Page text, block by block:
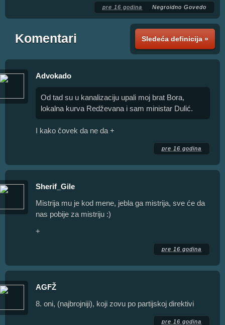
pre 16 godina Negroidno Govedo
Sledeća definicija »
Komentari
Advokado
Od tad su u kanalizaciju upali moj brat Bora,
lokalna kurva Redževana i sam ministar Dulić.
I kako čovek da ne da +
pre 16 godina
Sherif_Gile
Mistrija mu je kod mene, jebla ga mistrija, sve će da
nas pobije za mistriju :)
+
pre 16 godina
AGFŽ
8. oni, (najbrojniji), koji zovu po partijskoj direktivi
pre 16 godina